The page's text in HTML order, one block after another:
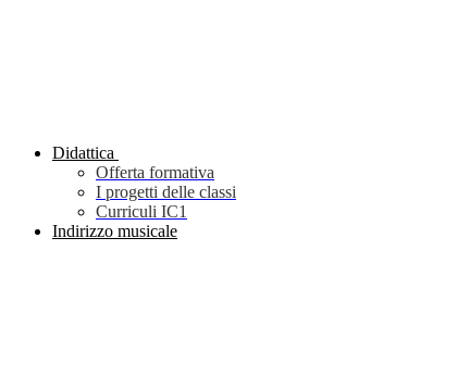
Didattica
Offerta formativa
I progetti delle classi
Curriculi IC1
Indirizzo musicale